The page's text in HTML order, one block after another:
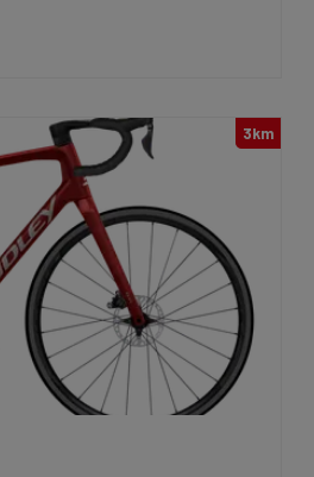
3km